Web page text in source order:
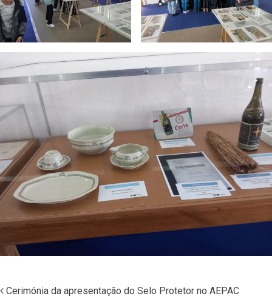
Cerimónia da apresentação do Selo Protetor no AEPAC